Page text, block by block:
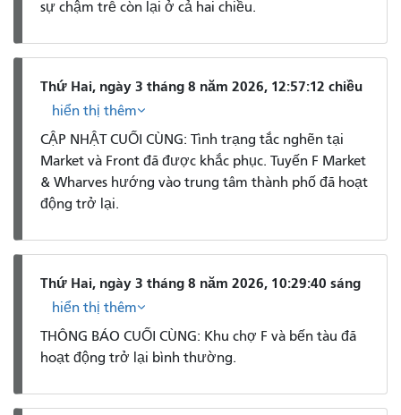
sự chậm trễ còn lại ở cả hai chiều.
Thứ Hai, ngày 3 tháng 8 năm 2026, 12:57:12 chiều
hiển thị thêm
CẬP NHẬT CUỐI CÙNG: Tình trạng tắc nghẽn tại
Market và Front đã được khắc phục. Tuyến F Market
& Wharves hướng vào trung tâm thành phố đã hoạt
động trở lại.
Thứ Hai, ngày 3 tháng 8 năm 2026, 10:29:40 sáng
hiển thị thêm
THÔNG BÁO CUỐI CÙNG: Khu chợ F và bến tàu đã
hoạt động trở lại bình thường.